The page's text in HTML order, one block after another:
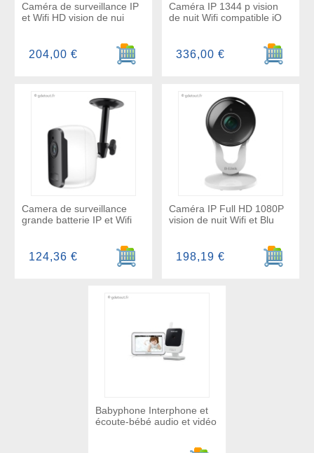
Caméra de surveillance IP
et Wifi HD vision de nui
Ajouter au panier
204,00 €
Caméra IP 1344 p vision
de nuit Wifi compatible iO
Ajouter
336,00 €
Camera de surveillance
grande batterie IP et Wifi
Ajouter au panier
124,36 €
Caméra IP Full HD 1080P
vision de nuit Wifi et Blu
Ajouter
198,19 €
Babyphone Interphone et
écoute-bébé audio et vidéo